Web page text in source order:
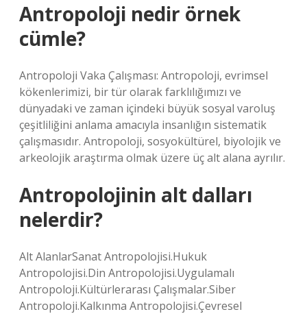
Antropoloji nedir örnek
cümle?
Antropoloji Vaka Çalışması: Antropoloji, evrimsel
kökenlerimizi, bir tür olarak farklılığımızı ve
dünyadaki ve zaman içindeki büyük sosyal varoluş
çeşitliliğini anlama amacıyla insanlığın sistematik
çalışmasıdır. Antropoloji, sosyokültürel, biyolojik ve
arkeolojik araştırma olmak üzere üç alt alana ayrılır.
Antropolojinin alt dalları
nelerdir?
Alt AlanlarSanat Antropolojisi.Hukuk
Antropolojisi.Din Antropolojisi.Uygulamalı
Antropoloji.Kültürlerarası Çalışmalar.Siber
Antropoloji.Kalkınma Antropolojisi.Çevresel